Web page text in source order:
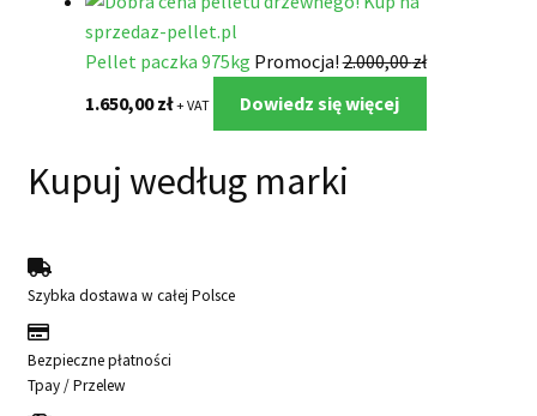
Pellet paczka 975kg Promocja!2.000,00zł
Pierwotna
2.000,00 zł.
1.650,00zł
Aktualna
1.650,00 zł.
+ VAT Dowiedz się więcej
Kupuj według marki
Szybka dostawa w całej Polsce
Bezpieczne płatności
Tpay / Przelew